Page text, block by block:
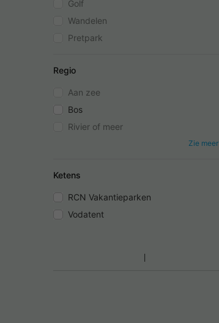
Golf
Wandelen
Pretpark
Regio
Aan zee
Bos
Rivier of meer
Zie meer
Ketens
RCN Vakantieparken
Vodatent